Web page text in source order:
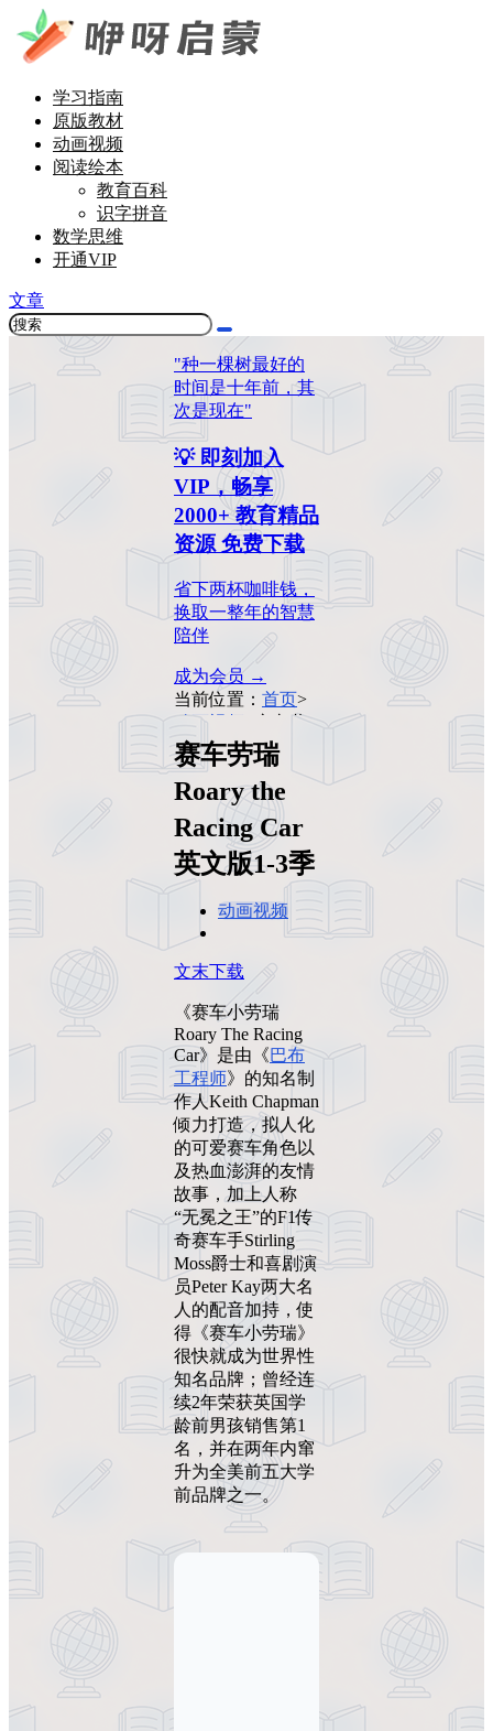
学习指南
原版教材
动画视频
阅读绘本
教育百科
识字拼音
数学思维
开通VIP
文章
"种一棵树最好的
时间是十年前，其
次是现在"
💡 即刻加入
VIP，畅享
2000+ 教育精品
资源 免费下载
省下两杯咖啡钱，
换取一整年的智慧
陪伴
成为会员 →
当前位置： 首页>
动画视频
赛车劳
瑞 Roary the Racing
Car英文版1-3季
赛车劳瑞
Roary the
Racing Car
英文版1-3季
动画视频
文末下载
《赛车小劳瑞
Roary The Racing
Car》是由《巴布
工程师》的知名制
作人Keith Chapman
倾力打造，拟人化
的可爱赛车角色以
及热血澎湃的友情
故事，加上人称
“无冕之王”的F1传
奇赛车手Stirling
Moss爵士和喜剧演
员Peter Kay两大名
人的配音加持，使
得《赛车小劳瑞》
很快就成为世界性
知名品牌；曾经连
续2年荣获英国学
龄前男孩销售第1
名，并在两年内窜
升为全美前五大学
前品牌之一。